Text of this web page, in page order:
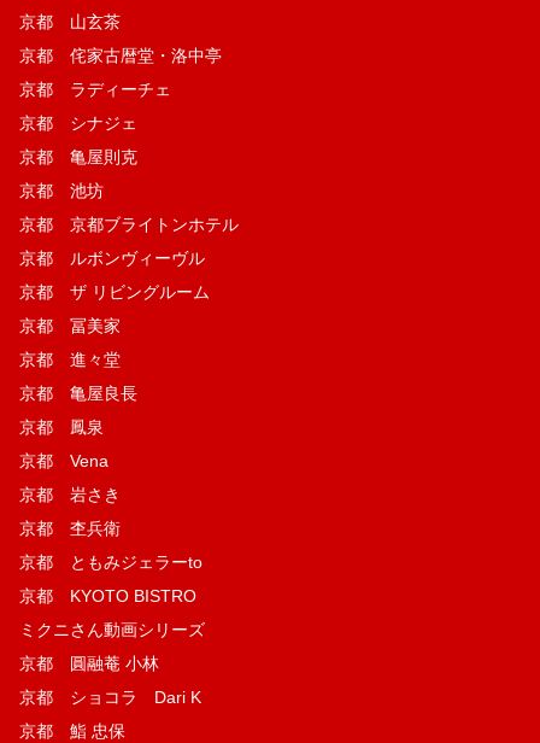
京都 山玄茶
京都 侘家古暦堂・洛中亭
京都 ラディーチェ
京都 シナジェ
京都 亀屋則克
京都 池坊
京都 京都ブライトンホテル
京都 ルボンヴィーヴル
京都 ザ リビングルーム
京都 冨美家
京都 進々堂
京都 亀屋良長
京都 鳳泉
京都 Vena
京都 岩さき
京都 杢兵衛
京都 ともみジェラーto
京都 KYOTO BISTRO
ミクニさん動画シリーズ
京都 圓融菴 小林
京都 ショコラ Dari K
京都 鮨 忠保